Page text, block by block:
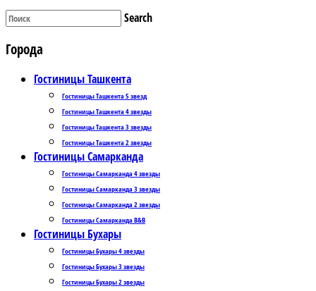
Search
Города
Гостиницы Ташкента
Гостиницы Ташкента 5 звезд
Гостиницы Ташкента 4 звезды
Гостиницы Ташкента 3 звезды
Гостиницы Ташкента 2 звезды
Гостиницы Самарканда
Гостиницы Самарканда 4 звезды
Гостиницы Самарканда 3 звезды
Гостиницы Самарканда 2 звезды
Гостиницы Самарканда B&B
Гостиницы Бухары
Гостиницы Бухары 4 звезды
Гостиницы Бухары 3 звезды
Гостиницы Бухары 2 звезды